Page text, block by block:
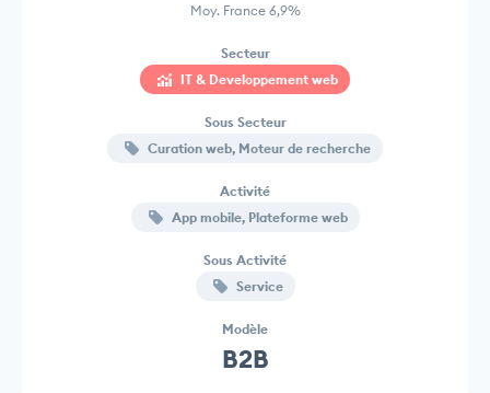
Moy. France 6,9%
Secteur
IT & Developpement web
Sous Secteur
Curation web, Moteur de recherche
Activité
App mobile, Plateforme web
Sous Activité
Service
Modèle
B2B